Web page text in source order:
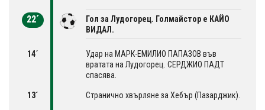
22´
Гол за Лудогорец. Голмайстор е КАЙО
ВИДАЛ.
14´
Удар на МАРК-ЕМИЛИО ПАПАЗОВ във
вратата на Лудогорец. СЕРДЖИО ПАДТ
спасява.
13´ Странично хвърляне за Хебър (Пазарджик).